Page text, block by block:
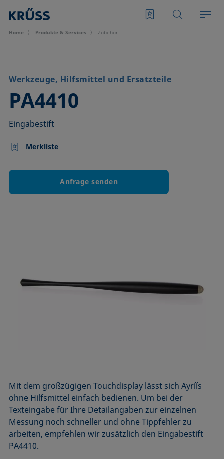
Home Produkte & Services Zubehör
Werkzeuge, Hilfsmittel und Ersatzteile
PA4410
–
Eingabestift
Merkliste
Anfrage senden
Mit dem großzügigen Touchdisplay lässt sich Ayríís
ohne Hilfsmittel einfach bedienen. Um bei der
Texteingabe für Ihre Detailangaben zur einzelnen
Messung noch schneller und ohne Tippfehler zu
arbeiten, empfehlen wir zusätzlich den Eingabestift
PA4410.